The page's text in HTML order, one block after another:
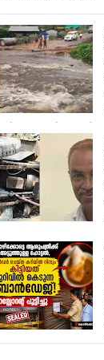
ഒലിച്ചുപോയി. കോഴി